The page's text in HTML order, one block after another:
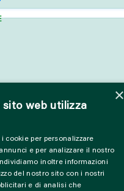
×
sito web utilizza
cookie per personalizzare
e per analizzare il nostro
inoltre informazioni
del nostro sito con i nostri
e di analisi che